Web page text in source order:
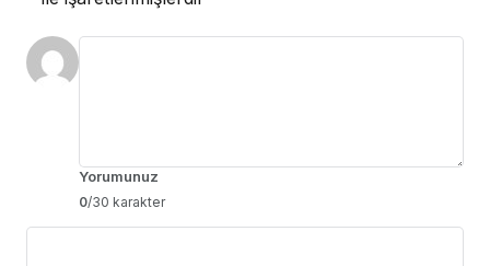
Yorumunuz
0/30 karakter